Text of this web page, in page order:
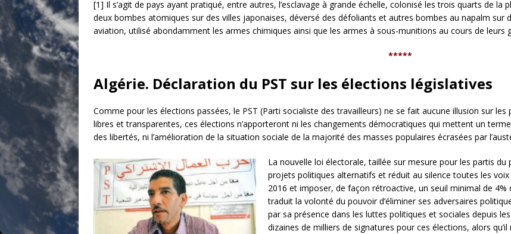
[1] Il s’agit de pays ayant pratiqué, entre autres, l’esclavage à grande échelle, colonisé les trois quarts de
deux bombes atomiques sur des villes japonaises, déversé des défoliants et autres bombes au napalm sur
aviation, utilisé abondamment les armes chimiques ainsi que les armes à sous-munitions au cours de leurs
*****
Algérie. Déclaration du PST sur les élections législatives
Comme pour les élections passées, le PST (Parti socialiste des travailleurs) ne se fait aucune illusion sur les
libres et transparentes, ces élections n’apporteront ni les changements démocratiques qui mettent un
des libertés, ni l’amélioration de la situation sociale de la majorité des masses populaires écrasées par
La nouvelle loi électorale, taillée sur mesure pour les partis
projets politiques alternatifs et réduit au silence toutes les
2016 et imposer, de façon rétroactive, un seuil minimal de
traduit la volonté du pouvoir d’éliminer ses adversaires
par sa présence dans les luttes politiques et sociales depuis
dizaines de milliers de signatures pour ces élections, alors